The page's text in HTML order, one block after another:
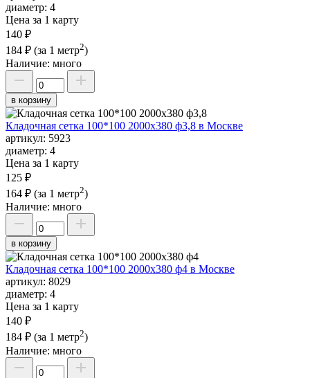
диаметр: 4
Цена за 1 карту
140 ₽
184 ₽ (за 1 метр2)
Наличие: много
в корзину
Кладочная сетка 100*100 2000х380 ф3,8 в Москве
артикул: 5923
диаметр: 4
Цена за 1 карту
125 ₽
164 ₽ (за 1 метр2)
Наличие: много
в корзину
Кладочная сетка 100*100 2000х380 ф4 в Москве
артикул: 8029
диаметр: 4
Цена за 1 карту
140 ₽
184 ₽ (за 1 метр2)
Наличие: много